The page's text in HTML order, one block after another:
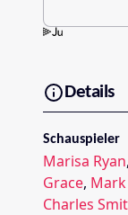
Details
Schauspieler
Marisa Ryan,
Grace,
Charles